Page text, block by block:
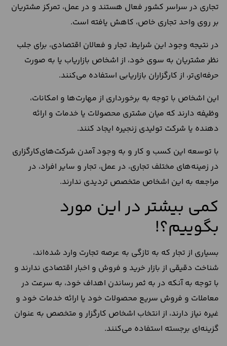
تجاری در سراسر کشور فعال هستند و در عمل، تمرکز مشتریان
بر روی واحد تجاری خاص، کاهش یافته است.
در نتیجه وجود این شرایط، تجار و فعالان اقتصادی، برای جلب
نظر مشتریان به سوی خود، از اشخاص بازاریاب یا به صورت
حرفه‌ای‌تر، از کارگزاران بازاریابی استفاده می‌کنند.
این اشخاص با توجه به برخورداری از مهارت‌ها و امکانات،
وظیفه دارند که میان مشتری محصولات یا خدمات و ارائه
دهنده یا شرکت تولیدی زنجیره ایجاد کنند.
با توسعه این کسب و کار و به وجود آمدن شرکت‌های‌کارگزاری
در زمینه‌های مختلف تجاری، در عمل، تجار و سایر افراد، در
مراجعه به این اشخاص متخصص تردیدی ندارند.
کمی بیشتر در این مورد
بگوییم؟!
بسیاری از تجار که به تازگی به عرصه تجارت وارد شده‌اند،
شناخت دقیقی از بازار خرید و فروش و اخبار اقتصادی ندارند و
با توجه به آنکه در به ثمر رساندن اهداف خود، به سرعت در
معاملات و فروش سریع محصولات خود یا ارائه خدمات خود و
غیره نیاز دارند، از انتخاب اشخاص کارگزار و متخصص به عنوان
گزینه‌ای برجسته استفاده می‌کنند.